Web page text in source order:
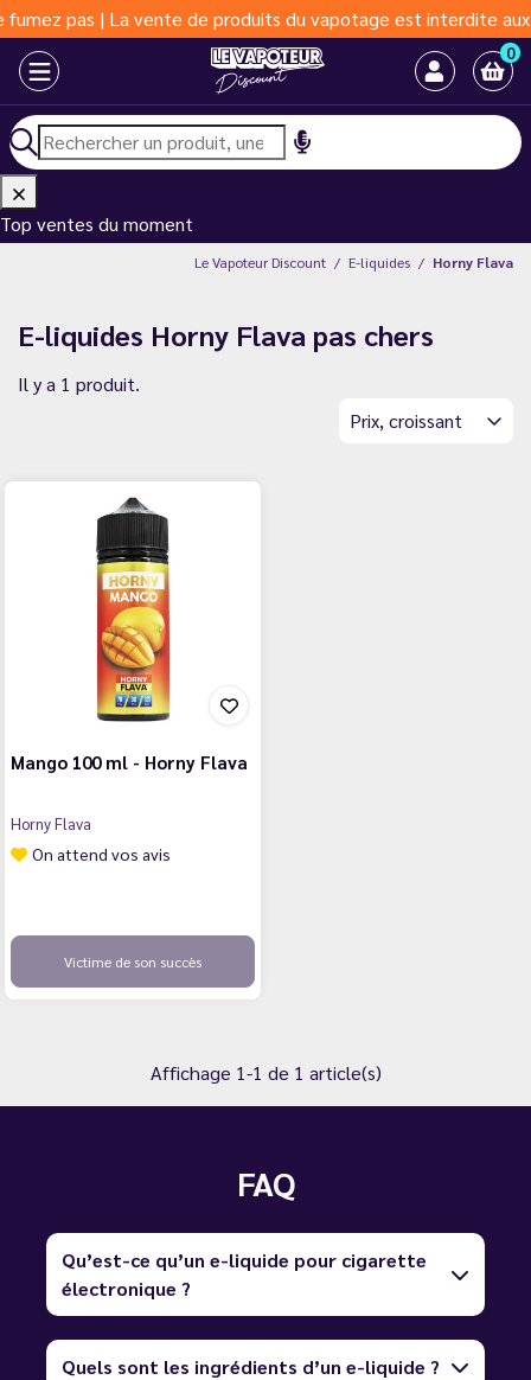
pas | La vente de produits du vapotage est interdite aux
0
Top ventes du moment
Le Vapoteur Discount E-liquides Horny Flava
E-liquides Horny Flava pas chers
Il y a 1 produit.
Prix, croissant
Mango 100 ml - Horny Flava
Horny Flava
On attend vos avis
Victime de son succès
Affichage 1-1 de 1 article(s)
FAQ
Qu’est-ce qu’un e-liquide pour cigarette
électronique ?
Quels sont les ingrédients d’un e-liquide ?